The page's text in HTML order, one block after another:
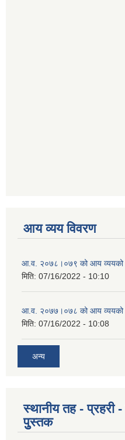
आय व्यय विवरण
आ.व. २०७८।०७९ को आय व्ययको
मिति: 07/16/2022 - 10:10
आ.व. २०७७।०७८ को आय व्ययको
मिति: 07/16/2022 - 10:08
अन्य
स्थानीय तह - प्रहरी -
पुुस्तक